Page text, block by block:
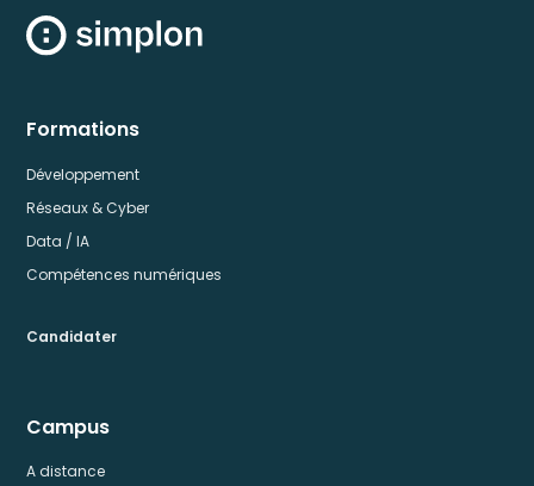
Formations
Développement
Réseaux & Cyber
Data / IA
Compétences numériques
Candidater
Campus
A distance